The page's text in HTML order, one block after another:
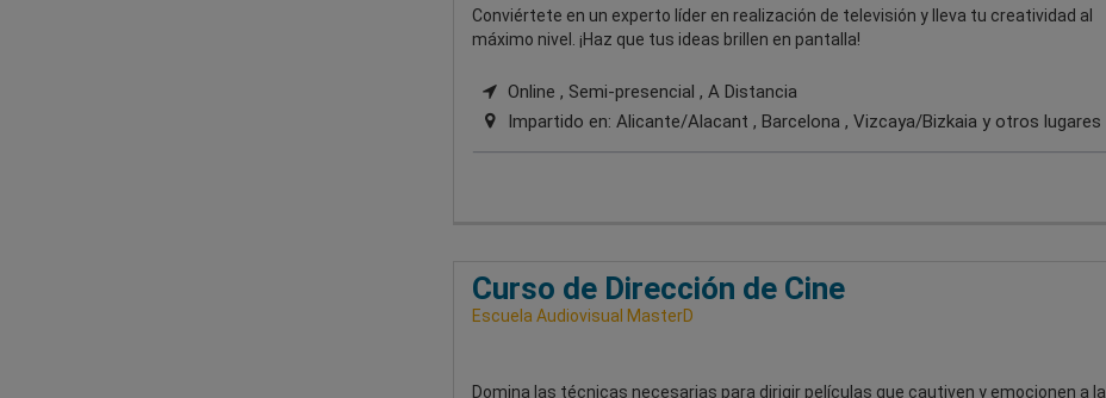
Conviértete en un experto líder en realización de televisión y lleva tu creatividad al
máximo nivel. ¡Haz que tus ideas brillen en pantalla!
Online , Semi-presencial , A Distancia
Impartido en: Alicante/Alacant , Barcelona , Vizcaya/Bizkaia y otros lugares
Curso de Dirección de Cine
Escuela Audiovisual MasterD
Domina las técnicas necesarias para dirigir películas que cautiven y emocionen a la